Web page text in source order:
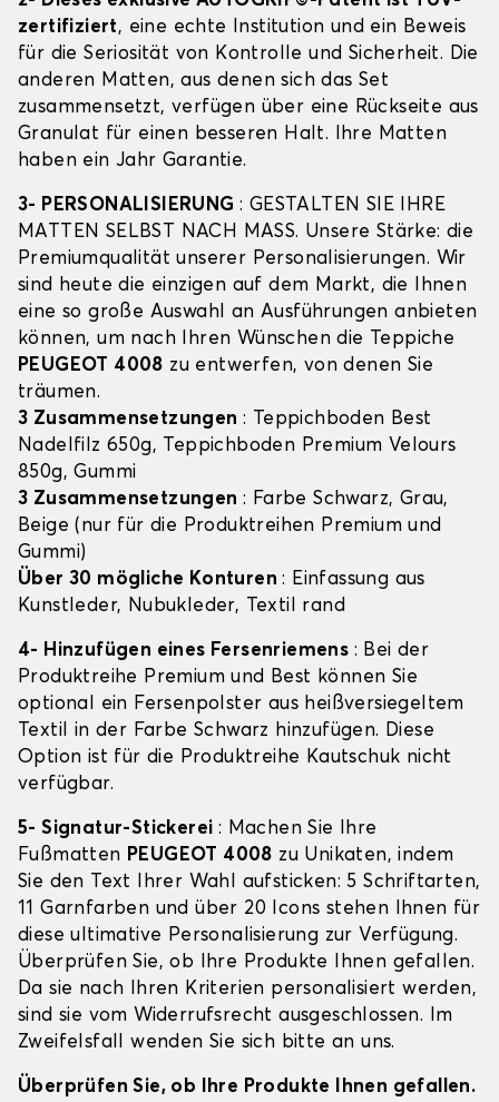
zertifiziert, eine echte Institution und ein Beweis
für die Seriosität von Kontrolle und Sicherheit. Die
anderen Matten, aus denen sich das Set
zusammensetzt, verfügen über eine Rückseite aus
Granulat für einen besseren Halt. Ihre Matten
haben ein Jahr Garantie.
3- PERSONALISIERUNG : GESTALTEN SIE IHRE
MATTEN SELBST NACH MASS. Unsere Stärke: die
Premiumqualität unserer Personalisierungen. Wir
sind heute die einzigen auf dem Markt, die Ihnen
eine so große Auswahl an Ausführungen anbieten
können, um nach Ihren Wünschen die Teppiche
PEUGEOT 4008 zu entwerfen, von denen Sie
träumen.
3 Zusammensetzungen : Teppichboden Best
Nadelfilz 650g, Teppichboden Premium Velours
850g, Gummi
3 Zusammensetzungen : Farbe Schwarz, Grau,
Beige (nur für die Produktreihen Premium und
Gummi)
Über 30 mögliche Konturen: Einfassung aus
Kunstleder, Nubukleder, Textil rand
4- Hinzufügen eines Fersenriemens : Bei der
Produktreihe Premium und Best können Sie
optional ein Fersenpolster aus heißversiegeltem
Textil in der Farbe Schwarz hinzufügen. Diese
Option ist für die Produktreihe Kautschuk nicht
verfügbar.
5- Signatur-Stickerei : Machen Sie Ihre
Fußmatten PEUGEOT 4008 zu Unikaten, indem
Sie den Text Ihrer Wahl aufsticken: 5 Schriftarten,
11 Garnfarben und über 20 Icons stehen Ihnen für
diese ultimative Personalisierung zur Verfügung.
Überprüfen Sie, ob Ihre Produkte Ihnen gefallen.
Da sie nach Ihren Kriterien personalisiert werden,
sind sie vom Widerrufsrecht ausgeschlossen. Im
Zweifelsfall wenden Sie sich bitte an uns.
Überprüfen Sie, ob Ihre Produkte Ihnen gefallen.